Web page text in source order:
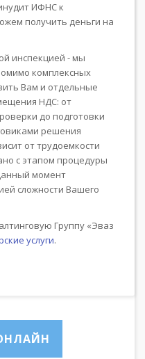
ИФНС к
получить деньги на
инспекцией - мы
комплексных
Вам и отдельные
НДС: от
до подготовки
решения
от трудоемкости
с этапом процедуры
момент
сложности Вашего
Группу «Эваз
услуги.